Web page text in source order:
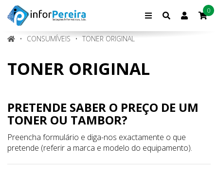
Conta0
CONSUMÍVEIS TONER ORIGINAL
TONER ORIGINAL
PRETENDE SABER O PREÇO DE UM
TONER OU TAMBOR?
Preencha formulário e diga-nos exactamente o que
pretende (referir a marca e modelo do equipamento).